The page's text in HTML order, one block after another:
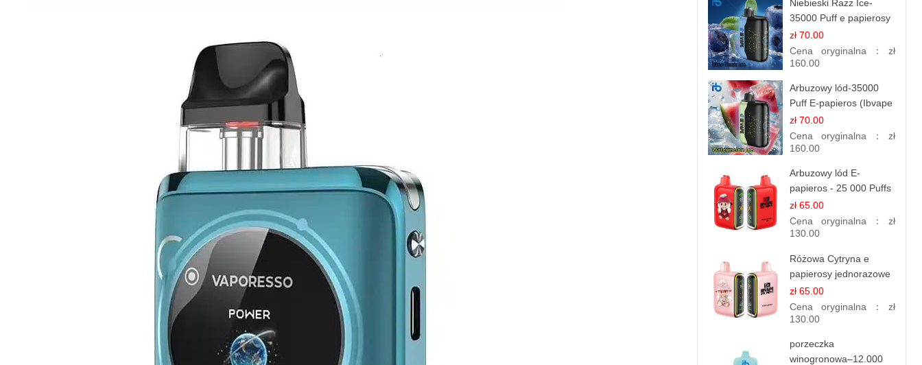
Niebieski Razz Ice-
35000 Puff e papierosy
jednorazowe
zł 70.00
Cena oryginalna： zł
160.00
Arbuzowy lód-35000
Puff E-papieros (Ibvape
Bar )
zł 70.00
Cena oryginalna： zł
160.00
Arbuzowy lód E-
papieros - 25 000 Puffs
zł 65.00
Cena oryginalna： zł
130.00
Różowa Cytryna e
papierosy jednorazowe
- 25 000 Puffs
zł 65.00
Cena oryginalna： zł
130.00
porzeczka
winogronowa–12.000